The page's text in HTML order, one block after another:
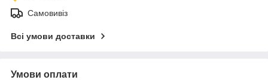
Самовивіз
Всі умови доставки
Умови оплати